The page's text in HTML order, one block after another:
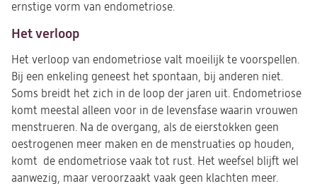
ernstige vorm van endometriose.
Het verloop
Het verloop van endometriose valt moeilijk te voorspellen.
Bij een enkeling geneest het spontaan, bij anderen niet.
Soms breidt het zich in de loop der jaren uit. Endometriose
komt meestal alleen voor in de levensfase waarin vrouwen
menstrueren. Na de overgang, als de eierstokken geen
oestrogenen meer maken en de menstruaties op houden,
komt de endometriose vaak tot rust. Het weefsel blijft wel
aanwezig, maar veroorzaakt vaak geen klachten meer.